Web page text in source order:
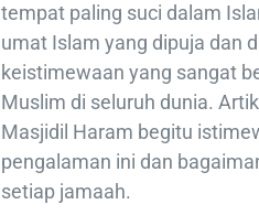
tempat paling suci dalam
umat Islam yang dipuja dan
keistimewaan yang sangat
Muslim di seluruh dunia.
Masjidil Haram begitu
pengalaman ini dan
setiap jamaah.